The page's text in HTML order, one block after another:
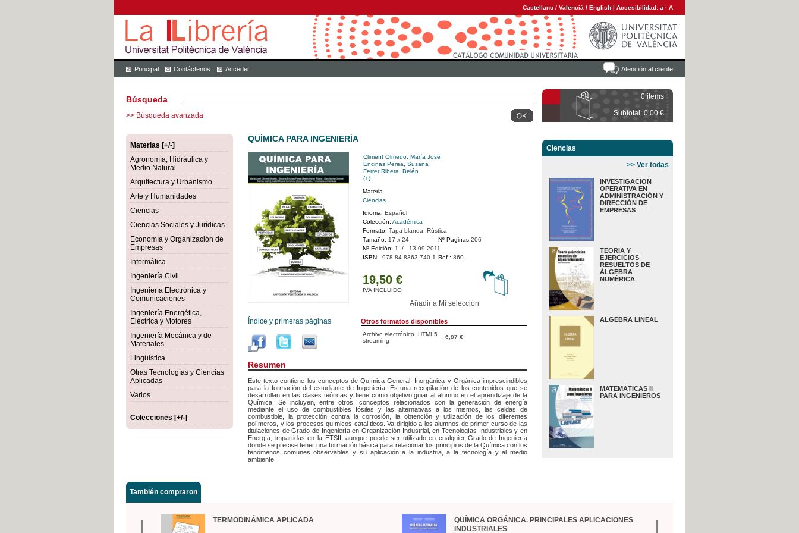
Castellano / Valencià / English | Accesibilidad: a · A
Atención al cliente
Principal Contáctenos Acceder
0 items
Subtotal: 0,00 €
Búsqueda
>> Búsqueda avanzada
Materias [+/-]
Agronomía, Hidráulica y
Medio Natural
Arquitectura y Urbanismo
Arte y Humanidades
Ciencias
Ciencias Sociales y Jurídicas
Economía y Organización de
Empresas
Informática
Ingeniería Civil
Ingeniería Electrónica y
Comunicaciones
Ingeniería Energética,
Eléctrica y Motores
Ingeniería Mecánica y de
Materiales
Lingüística
Otras Tecnologías y Ciencias
Aplicadas
Varios
Colecciones [+/-]
Ciencias
>> Ver todas
INVESTIGACIÓN
OPERATIVA EN
ADMINISTRACIÓN Y
DIRECCIÓN DE
EMPRESAS
TEORÍA Y
EJERCICIOS
RESUELTOS DE
ÁLGEBRA
NUMÉRICA
ÁLGEBRA LINEAL
MATEMÁTICAS II
PARA INGENIEROS
QUÍMICA PARA INGENIERÍA
Índice y primeras páginas
Climent Olmedo, María José
Encinas Perea, Susana
Ferrer Ribera, Belén
(+)
Materia
Ciencias
Idioma: Español
Colección: Académica
Formato: Tapa blanda. Rústica
Tamaño: 17 x 24 Nº Páginas:206
Nº Edición: 1 / 13-09-2011
ISBN:
978-84-8363-740-1 Ref.: 860
19,50 €
IVA INCLUIDO
Añadir a Mi selección
Otros formatos disponibles
Archivo electrónico. HTML5
streaming
6,87 €
Resumen
Este texto contiene los conceptos de Química General, Inorgánica y Orgánica imprescindibles
para la formación del estudiante de Ingeniería. Es una recopilación de los contenidos que se
desarrollan en las clases teóricas y tiene como objetivo guiar al alumno en el aprendizaje de la
Química. Se incluyen, entre otros, conceptos relacionados con la generación de energía
mediante el uso de combustibles fósiles y las alternativas a los mismos, las celdas de
combustible, la protección contra la corrosión, la obtención y utilización de los diferentes
polímeros, y los procesos químicos catalíticos. Va dirigido a los alumnos de primer curso de las
titulaciones de Grado de Ingeniería en Organización Industrial, en Tecnologías Industriales y en
Energía, impartidas en la ETSII, aunque puede ser utilizado en cualquier Grado de Ingeniería
donde se precise tener una formación básica para relacionar los principios de la Química con los
fenómenos comunes observables y su aplicación a la industria, a la tecnología y al medio
ambiente.
También compraron
TERMODINÁMICA APLICADA
QUÍMICA ORGÁNICA. PRINCIPALES APLICACIONES
INDUSTRIALES